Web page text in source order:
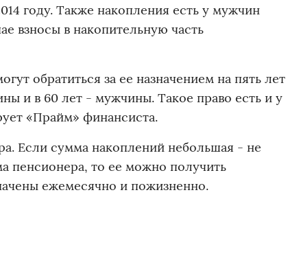
году. Также накопления есть у мужчин
взносы в накопительную часть
обратиться за ее назначением на пять лет
и в 60 лет - мужчины. Такое право есть и у
«Прайм» финансиста.
Если сумма накоплений небольшая - не
пенсионера, то ее можно получить
ежемесячно и пожизненно.